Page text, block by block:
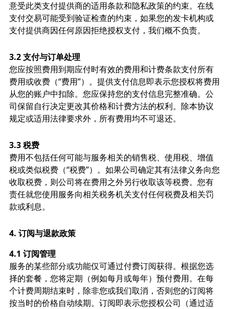
意受此类支付提供商的适用条款和隐私政策的约束。在线
支付交易可能受到验证检查的约束，如果您的发卡机构或
支付提供商因任何原因拒绝授权支付，我们概不负责。
3.2 支付与订单处理
您应按照费用到期应付时有效的费用和计费条款支付所有
费用或收费（“费用”）。提供支付信息即表示您授权将费用
从您的账户中扣除。您应保持您的支付信息完整准确。公
司保留自行决定更改其价格和计费方法的权利。除本协议
规定或适用法律要求外，所有费用均不可退还。
3.3 税费
费用不包括任何可能与服务相关的销售税、使用税、增值
税或类似税费（“税费”）。如果公司确定其有法律义务向您
收取税费，则公司将在费用之外另行收取该等税费。您有
责任就您使用服务向相关税务机关支付任何税费及相关罚
款或利息。
4. 订阅与退款政策
4.1 订阅管理
服务的某些部分或功能仅可通过付费订阅获得。根据您选
择的套餐，您将定期（例如每月或每年）预付费用。在每
个计费周期结束时，除非您或我们取消，否则您的订阅将
按当时的价格自动续期。订阅即表示您授权公司（通过适